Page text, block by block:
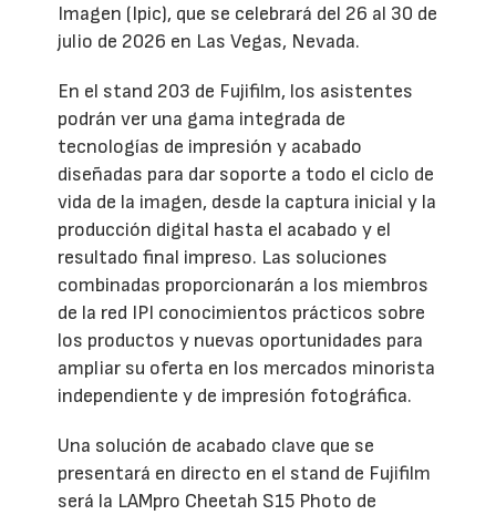
Imagen (Ipic), que se celebrará del 26 al 30 de
julio de 2026 en Las Vegas, Nevada.
En el stand 203 de Fujifilm, los asistentes
podrán ver una gama integrada de
tecnologías de impresión y acabado
diseñadas para dar soporte a todo el ciclo de
vida de la imagen, desde la captura inicial y la
producción digital hasta el acabado y el
resultado final impreso. Las soluciones
combinadas proporcionarán a los miembros
de la red IPI conocimientos prácticos sobre
los productos y nuevas oportunidades para
ampliar su oferta en los mercados minorista
independiente y de impresión fotográfica.
Una solución de acabado clave que se
presentará en directo en el stand de Fujifilm
será la LAMpro Cheetah S15 Photo de